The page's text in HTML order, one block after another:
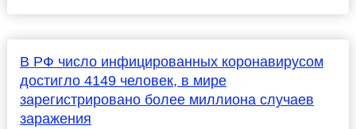
В РФ число инфицированных коронавирусом
достигло 4149 человек, в мире
зарегистрировано более миллиона случаев
заражения